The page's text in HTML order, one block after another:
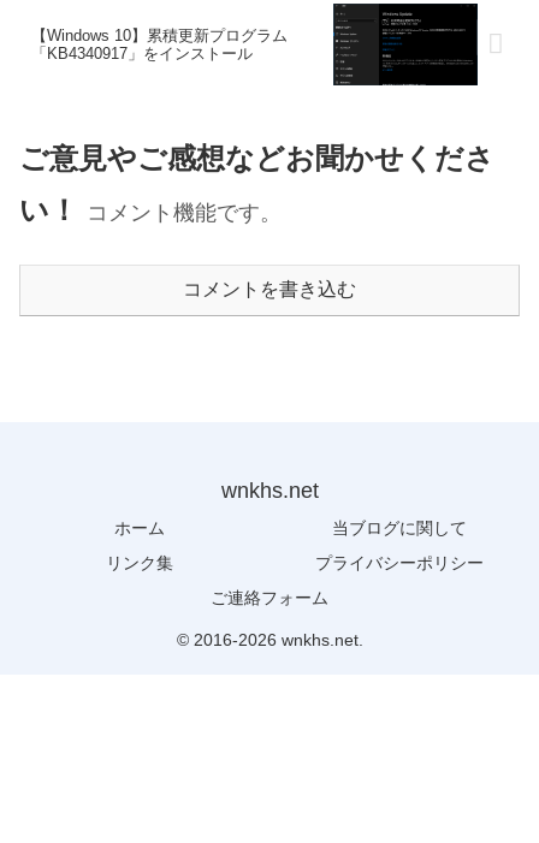
【Windows 10】累積更新プログラム
「KB4340917」をインストール
ご意見やご感想などお聞かせくださ
い！
コメント機能です。
コメントを書き込む
wnkhs.net
ホーム
当ブログに関して
リンク集
プライバシーポリシー
ご連絡フォーム
© 2016-2026 wnkhs.net.